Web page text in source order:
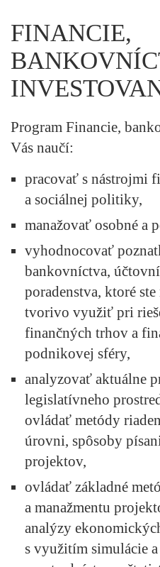
FINANCIE,
Program Financie,
Vás naučí:
pracovať s nástrojmi
a sociálnej politiky,
manažovať osobné a
vyhodnocovať
bankovníctva,
poradenstva, ktoré
tvorivo využiť pri
finančných trhov a
podnikovej sféry,
analyzovať aktuálne
legislatívneho
ovládať metódy
úrovni, spôsoby
projektov,
ovládať základné
a manažmentu
analýzy
s využitím simulácie